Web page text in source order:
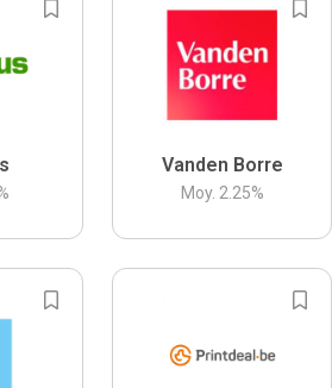
Vanden Borre
Moy. 2.25%